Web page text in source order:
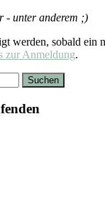
- unter anderem ;)
werden, sobald ein
zur Anmeldung.